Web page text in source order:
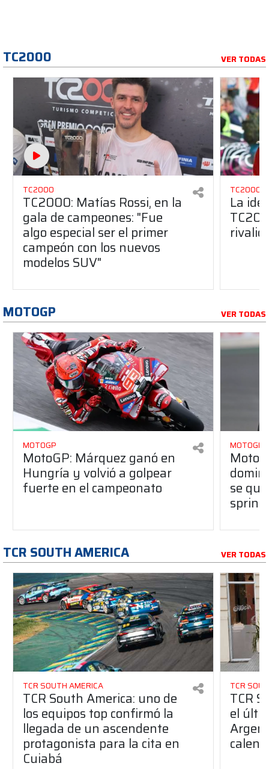
TC2000 VER TODAS
TC2000
TC2000: Matías Rossi, en la
gala de campeones: "Fue
algo especial ser el primer
campeón con los nuevos
modelos SUV"
TC2000
La
MOTOGP VER TODAS
MOTOGP
MotoGP: Márquez ganó en
Hungría y volvió a golpear
fuerte en el campeonato
MOTOGP
se
sprint
TCR SOUTH AMERICA VER TODAS
TCR SOUTH AMERICA
TCR South America: uno de
los equipos top confirmó la
llegada de un ascendente
protagonista para la cita en
Cuiabá
TCR
TCR
el